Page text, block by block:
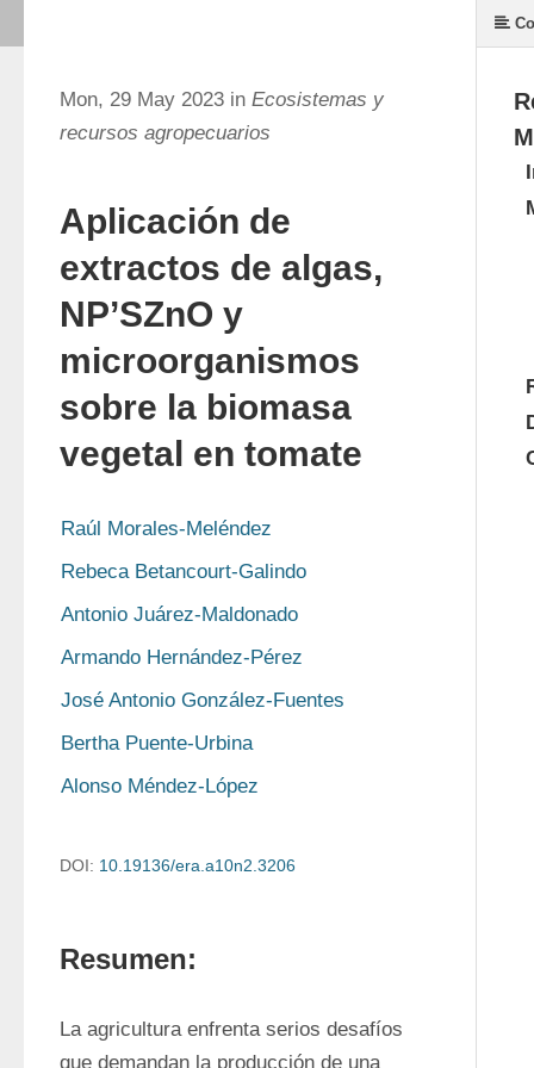
Mon, 29 May 2023 in Ecosistemas y
recursos agropecuarios
Aplicación de
extractos de algas,
NP’SZnO y
microorganismos
sobre la biomasa
vegetal en tomate
Raúl Morales-Meléndez
Rebeca Betancourt-Galindo
Antonio Juárez-Maldonado
Armando Hernández-Pérez
José Antonio González-Fuentes
Bertha Puente-Urbina
Alonso Méndez-López
DOI: 10.19136/era.a10n2.3206
Resumen:
La agricultura enfrenta serios desafíos
que demandan la producción de una